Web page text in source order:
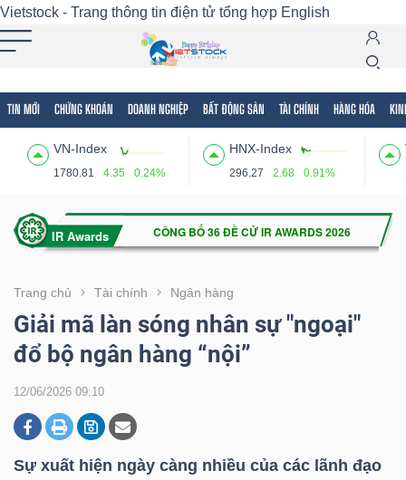
Vietstock - Trang thông tin điện tử tổng hợp English
TIN MỚI CHỨNG KHOÁN DOANH NGHIỆP BẤT ĐỘNG SẢN TÀI CHÍNH HÀNG HÓA
VN-Index
1780.81 4.35 0.24%
HNX-Index
296.27 2.68 0.91%
Trang chủ Tài chính Ngân hàng
Giải mã làn sóng nhân sự "ngoại"
đổ bộ ngân hàng “nội”
12/06/2026 09:10
Sự xuất hiện ngày càng nhiều của các lãnh đạo
Tất cả Tính năng Ngành Mã chứng khoán
Tính
(-)
VIETSTOCK
CHỨNG
DOANH